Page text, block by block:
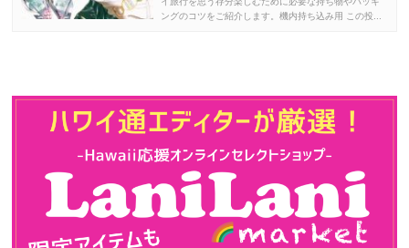
ングのコツをご紹介します。機内持ち込み用 この投...